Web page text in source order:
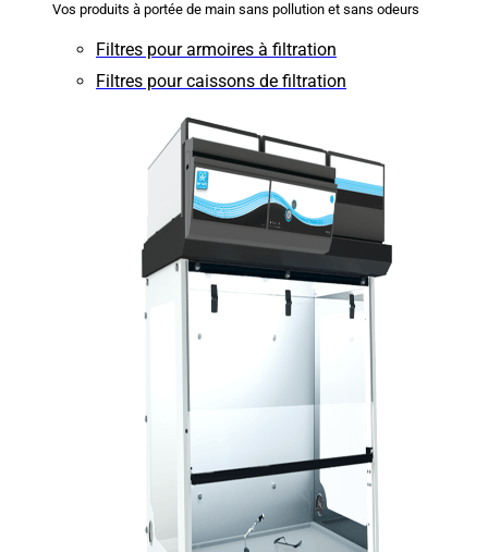
Vos produits à portée de main sans pollution et sans odeurs
Filtres pour armoires à filtration
Filtres pour caissons de filtration